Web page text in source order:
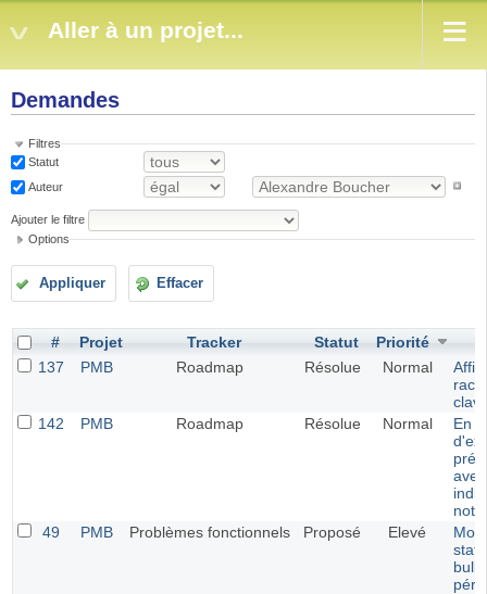
Aller à un projet...
Demandes
Filtres
Statut
Auteur
Ajouter le filtre
Options
Appliquer Effacer
# Projet Tracker Statut
Priorité
137
PMB Roadmap Résolue Normal
142
PMB Roadmap Résolue Normal
En
49
PMB Problèmes fonctionnels Proposé Elevé